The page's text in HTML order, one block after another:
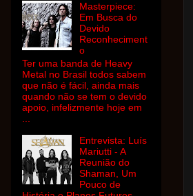
Masterpiece:
Em Busca do
Devido
Reconheciment
o
Ter uma banda de Heavy
Metal no Brasil todos sabem
que não é fácil, ainda mais
quando não se tem o devido
apoio, infelizmente hoje em
Entrevista: Luís
Mariutti - A
Reunião do
Shaman, Um
Pouco de